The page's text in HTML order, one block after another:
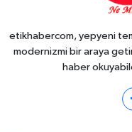
etikhabercom, yepyeni
modernizmi bir araya
haber